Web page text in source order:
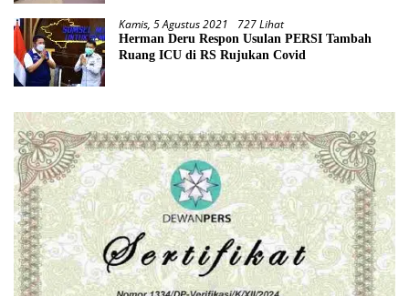
Kamis, 5 Agustus 2021 727 Lihat
Herman Deru Respon Usulan PERSI Tambah
Ruang ICU di RS Rujukan Covid